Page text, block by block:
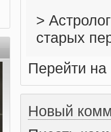
>
старых
Перейти
Новый